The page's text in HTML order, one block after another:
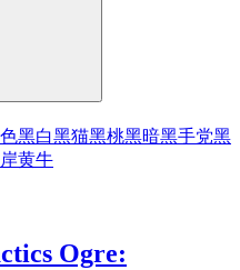
黑白黑猫黑桃黑暗黑手党黑
黄牛
Ogre: